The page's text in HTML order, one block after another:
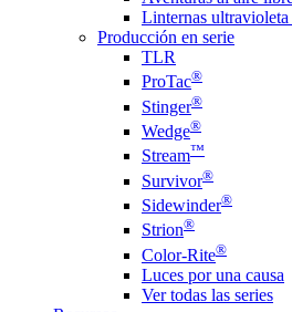
Linternas
Producción en serie
TLR
ProTac®
Stinger®
Wedge®
Stream™
Survivor®
Sidewinder®
Strion®
Color-Rite®
Luces por una causa
Ver todas las series